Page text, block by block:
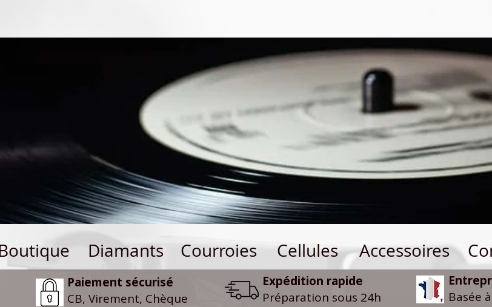
Diamants Courroies Cellules Accessoires
Paiement sécurisé
CB, Virement, Chèque
Expédition rapide
Préparation sous 24h
Basée